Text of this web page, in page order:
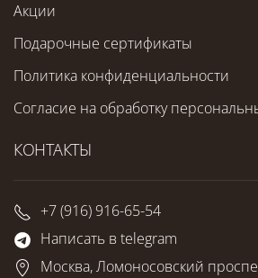
Акции
Подарочные сертификаты
Политика конфиденциальности
Согласие на обработку
КОНТАКТЫ
+7 (916) 916-65-54
Написать в telegram
Москва, Ломоносовский